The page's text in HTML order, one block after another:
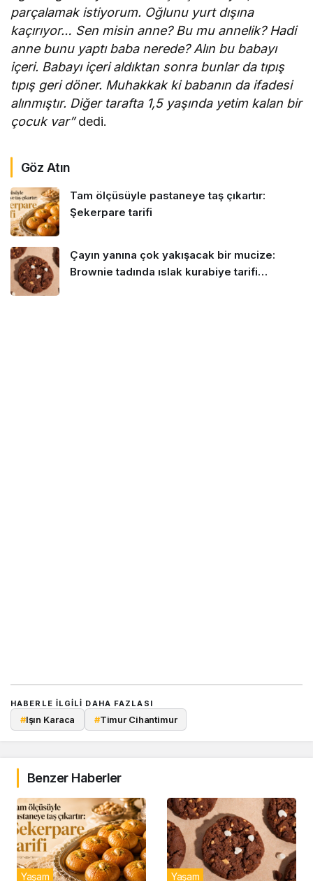
parçalamak istiyorum. Oğlunu yurt dışına
kaçırıyor… Sen misin anne? Bu mu annelik? Hadi
anne bunu yaptı baba nerede? Alın bu babayı
içeri. Babayı içeri aldıktan sonra bunlar da tıpış
tıpış geri döner. Muhakkak ki babanın da ifadesi
alınmıştır. Diğer tarafta 1,5 yaşında yetim kalan bir
çocuk var”dedi.
Göz Atın
Tam ölçüsüyle pastaneye taş çıkartır:
Şekerpare tarifi
Çayın yanına çok yakışacak bir mucize:
Brownie tadında ıslak kurabiye tarifi…
HABERLE ILGILI DAHA FAZLASI
#Işın Karaca #Timur Cihantimur
Benzer Haberler
Yaşam Yaşam